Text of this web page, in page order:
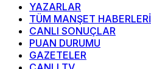
YAZARLAR
TÜM MANŞET HABERLERİ
CANLI SONUÇLAR
PUAN DURUMU
GAZETELER